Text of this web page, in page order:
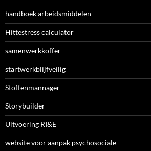
handboek arbeidsmiddelen
Hittestress calculator
samenwerkkoffer
startwerkblijfveilig
Stoffenmannager
Storybuilder
Uitvoering RI&E
website voor aanpak psychosociale